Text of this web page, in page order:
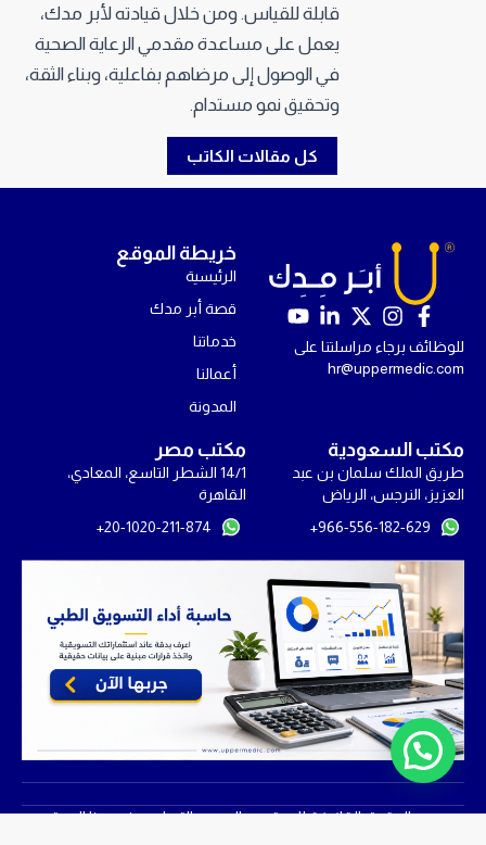
قابلة للقياس. ومن خلال قيادته لأبر مدك،
يعمل على مساعدة مقدمي الرعاية الصحية
في الوصول إلى مرضاهم بفاعلية، وبناء الثقة،
وتحقيق نمو مستدام.
كل مقالات الكاتب
F
a
c
e
o
k
-
I
n
s
t
r
a
m
X
t
w
t
e
r
L
i
n
k
i
n
-
i
n
Y
u
للوظائف برجاء مراسلتنا على
hr@uppermedic.com
خريطة الموقع
الرئيسية
قصة أبر مدك
خدماتنا
أعمالنا
المدونة
مكتب السعودية
طريق الملك سلمان بن عبد
العزيز، النرجس، الرياض
966-556-182-629+
مكتب مصر
14/1 الشطر التاسع، المعادي،
القاهرة
20-1020-211-874+
جميع الحقوق القانونية للمحتوى والصور والتصاميم في هذا الموقع
ابدأ المحادثة!